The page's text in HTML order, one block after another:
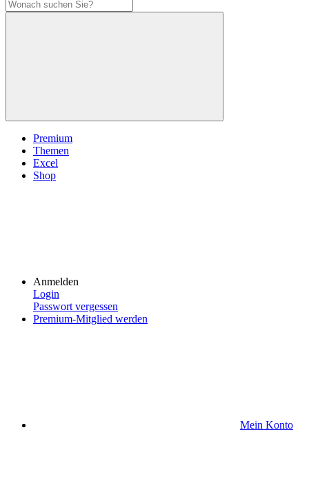
Premium
Themen
Excel
Shop
Anmelden
Login
Passwort vergessen
Premium-Mitglied werden
Mein Konto